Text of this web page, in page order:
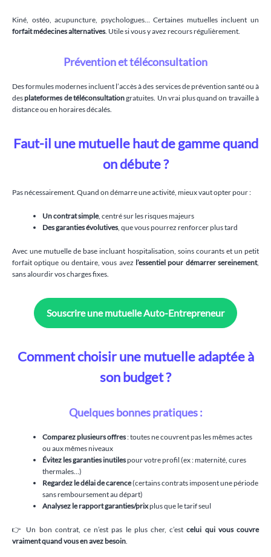
Kiné, ostéo, acupuncture, psychologues… Certaines mutuelles incluent un
forfait médecines alternatives. Utile si vous y avez recours régulièrement.
Prévention et téléconsultation
Des formules modernes incluent l’accès à des services de prévention santé ou à
desplateformes de téléconsultationgratuites. Un vrai plus quand on travaille à
distance ou en horaires décalés.
Faut-il une mutuelle haut de gamme quand
on débute ?
Pas nécessairement. Quand on démarre une activité, mieux vaut opter pour :
Un contrat simple, centré sur les risques majeurs
Des garanties évolutives, que vous pourrez renforcer plus tard
Avec une mutuelle de base incluant hospitalisation, soins courants et un petit
forfait optique ou dentaire, vous avez l’essentiel pour démarrer sereinement,
sans alourdir vos charges fixes.
Souscrire une mutuelle Auto-Entrepreneur
Comment choisir une mutuelle adaptée à
son budget ?
Quelques bonnes pratiques :
Comparez plusieurs offres: toutes ne couvrent pas les mêmes actes
ou aux mêmes niveaux
Évitez les garanties inutilespour votre profil (ex : maternité, cures
thermales…)
Regardez le délai de carence(certains contrats imposent une période
sans remboursement au départ)
Analysez le rapport garanties/prixplus que le tarif seul
👉 Un bon contrat, ce n’est pas le plus cher, c’estcelui qui vous couvre
vraiment quand vous en avez besoin.